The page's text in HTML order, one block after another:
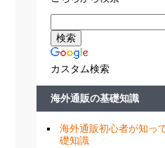
カスタム検索
海外通販の基礎知識
海外通販初心者が知っ
礎知識